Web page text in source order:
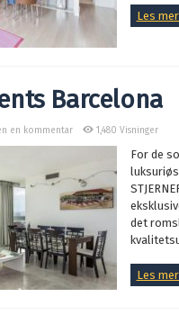
Les
Barcelona
en kommentar 1,480 Visninger
For de
det
Les